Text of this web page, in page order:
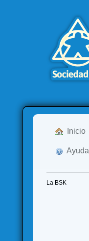
Inicio
Ayuda
La BSK